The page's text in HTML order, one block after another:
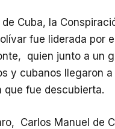
de Cuba, la
fue liderada por
quien junto a un
y cubanos llegaron a
que fue descubierta.
Carlos Manuel de